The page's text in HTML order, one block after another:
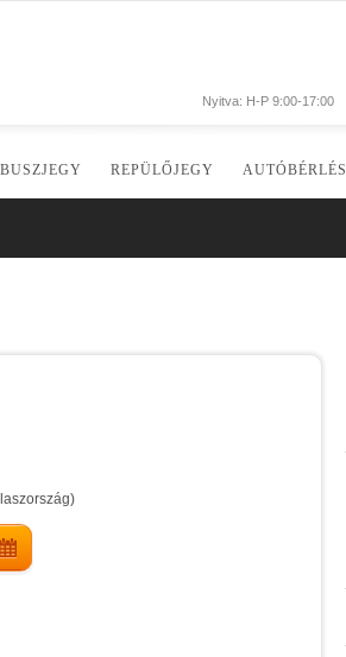
Nyitva: H-P 9:00-17:00
BUSZJEGY REPÜLŐJEGY AUTÓBÉRLÉS